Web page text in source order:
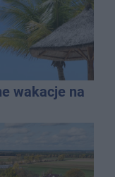
wakacje na